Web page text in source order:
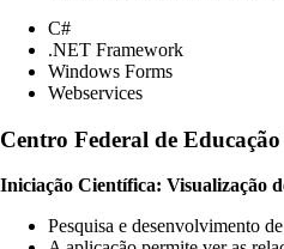
C#
.NET Framework
Windows Forms
Webservices
Centro Federal de
Iniciação Científica: Visualização
Pesquisa e desenvolvimento